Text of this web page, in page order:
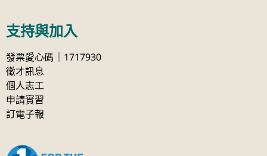
支持與加入
發票愛心碼｜1717930
徵才訊息
個人志工
申請實習
訂電子報